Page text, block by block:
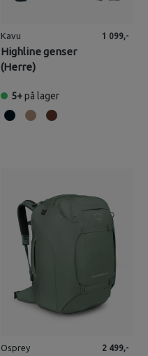
Kavu
Highline genser
(Herre)
1 099,-
5+på lager
Osprey 2 499,-